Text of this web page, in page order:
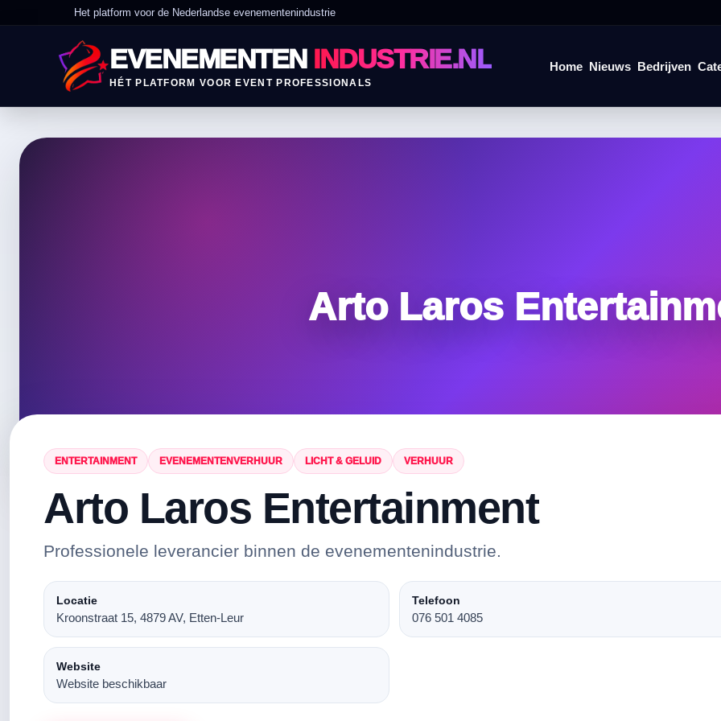
Het platform voor de Nederlandse evenementenindustrie
EVENEMENTEN INDUSTRIE.NL
HÉT PLATFORM VOOR EVENT PROFESSIONALS
Home Nieuws Bedrijven
Arto Laros
ENTERTAINMENT EVENEMENTENVERHUUR LICHT & GELUID VERHUUR
Arto Laros Entertainment
Professionele leverancier binnen de evenementenindustrie.
Locatie
Kroonstraat 15, 4879 AV, Etten-Leur
Telefoon
076 501 4085
Website
Website beschikbaar